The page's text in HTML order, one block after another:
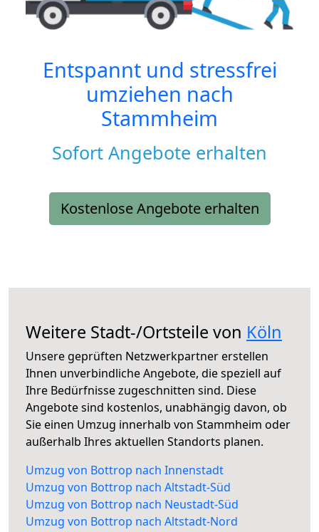
Entspannt und stressfrei
umziehen nach
Stammheim
Sofort Angebote erhalten
Kostenlose Angebote erhalten
Weitere Stadt-/Ortsteile von Köln
Unsere geprüften Netzwerkpartner erstellen
Ihnen unverbindliche Angebote, die speziell auf
Ihre Bedürfnisse zugeschnitten sind. Diese
Angebote sind kostenlos, unabhängig davon, ob
Sie einen Umzug innerhalb von Stammheim oder
außerhalb Ihres aktuellen Standorts planen.
Umzug von Bottrop nach Innenstadt
Umzug von Bottrop nach Altstadt-Süd
Umzug von Bottrop nach Neustadt-Süd
Umzug von Bottrop nach Altstadt-Nord